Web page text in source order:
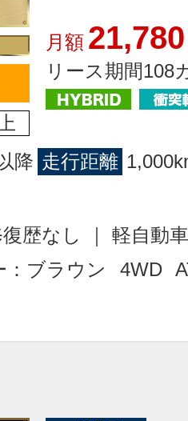
月額 21,780
リース期間108
降 走行距離
歴なし ｜ 軽自動車
：ブラウン 4WD